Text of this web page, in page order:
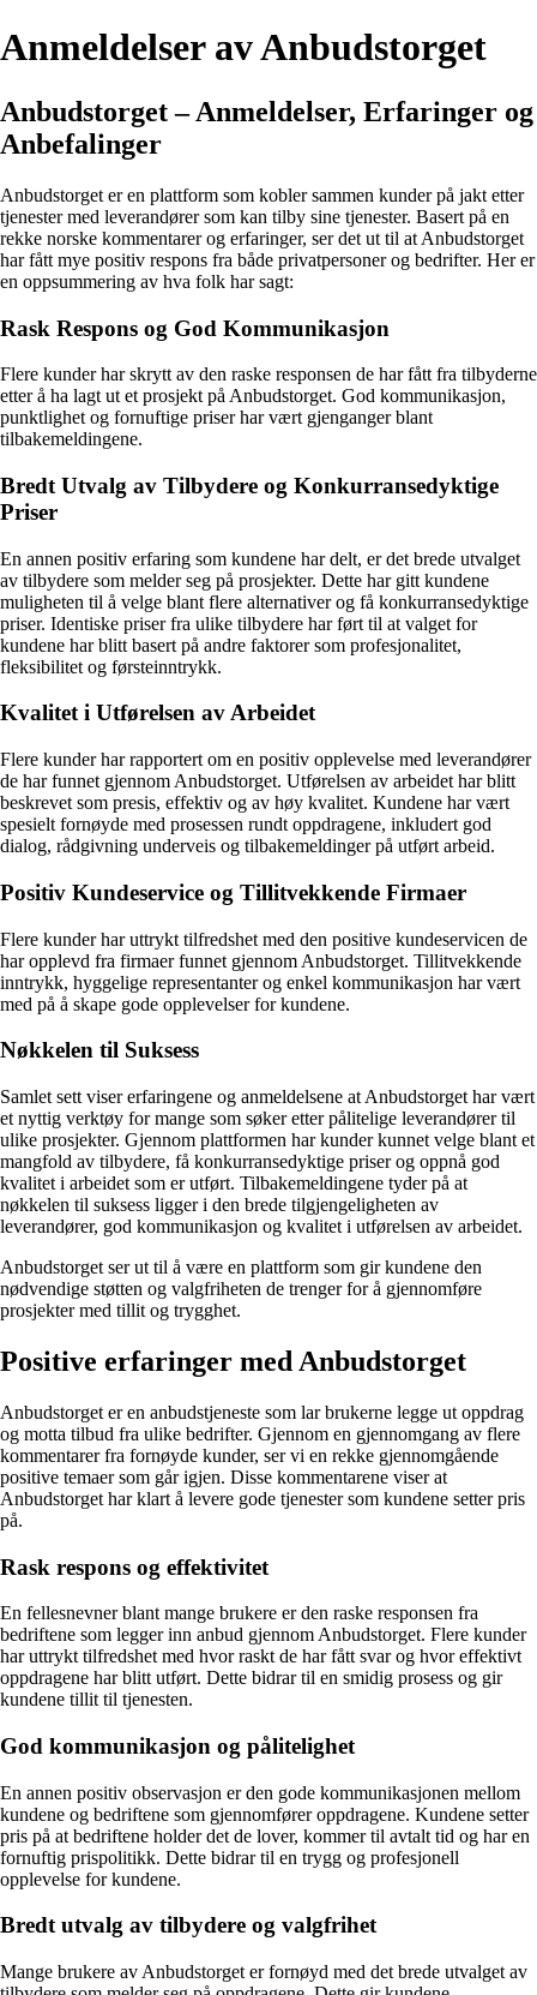
Anmeldelser av Anbudstorget
Anbudstorget – Anmeldelser, Erfaringer og
Anbefalinger
Anbudstorget er en plattform som kobler sammen kunder på jakt etter
tjenester med leverandører som kan tilby sine tjenester. Basert på en
rekke norske kommentarer og erfaringer, ser det ut til at Anbudstorget
har fått mye positiv respons fra både privatpersoner og bedrifter. Her er
en oppsummering av hva folk har sagt:
Rask Respons og God Kommunikasjon
Flere kunder har skrytt av den raske responsen de har fått fra tilbyderne
etter å ha lagt ut et prosjekt på Anbudstorget. God kommunikasjon,
punktlighet og fornuftige priser har vært gjenganger blant
tilbakemeldingene.
Bredt Utvalg av Tilbydere og Konkurransedyktige
Priser
En annen positiv erfaring som kundene har delt, er det brede utvalget
av tilbydere som melder seg på prosjekter. Dette har gitt kundene
muligheten til å velge blant flere alternativer og få konkurransedyktige
priser. Identiske priser fra ulike tilbydere har ført til at valget for
kundene har blitt basert på andre faktorer som profesjonalitet,
fleksibilitet og førsteinntrykk.
Kvalitet i Utførelsen av Arbeidet
Flere kunder har rapportert om en positiv opplevelse med leverandører
de har funnet gjennom Anbudstorget. Utførelsen av arbeidet har blitt
beskrevet som presis, effektiv og av høy kvalitet. Kundene har vært
spesielt fornøyde med prosessen rundt oppdragene, inkludert god
dialog, rådgivning underveis og tilbakemeldinger på utført arbeid.
Positiv Kundeservice og Tillitvekkende Firmaer
Flere kunder har uttrykt tilfredshet med den positive kundeservicen de
har opplevd fra firmaer funnet gjennom Anbudstorget. Tillitvekkende
inntrykk, hyggelige representanter og enkel kommunikasjon har vært
med på å skape gode opplevelser for kundene.
Nøkkelen til Suksess
Samlet sett viser erfaringene og anmeldelsene at Anbudstorget har vært
et nyttig verktøy for mange som søker etter pålitelige leverandører til
ulike prosjekter. Gjennom plattformen har kunder kunnet velge blant et
mangfold av tilbydere, få konkurransedyktige priser og oppnå god
kvalitet i arbeidet som er utført. Tilbakemeldingene tyder på at
nøkkelen til suksess ligger i den brede tilgjengeligheten av
leverandører, god kommunikasjon og kvalitet i utførelsen av arbeidet.
Anbudstorget ser ut til å være en plattform som gir kundene den
nødvendige støtten og valgfriheten de trenger for å gjennomføre
prosjekter med tillit og trygghet.
Positive erfaringer med Anbudstorget
Anbudstorget er en anbudstjeneste som lar brukerne legge ut oppdrag
og motta tilbud fra ulike bedrifter. Gjennom en gjennomgang av flere
kommentarer fra fornøyde kunder, ser vi en rekke gjennomgående
positive temaer som går igjen. Disse kommentarene viser at
Anbudstorget har klart å levere gode tjenester som kundene setter pris
på.
Rask respons og effektivitet
En fellesnevner blant mange brukere er den raske responsen fra
bedriftene som legger inn anbud gjennom Anbudstorget. Flere kunder
har uttrykt tilfredshet med hvor raskt de har fått svar og hvor effektivt
oppdragene har blitt utført. Dette bidrar til en smidig prosess og gir
kundene tillit til tjenesten.
God kommunikasjon og pålitelighet
En annen positiv observasjon er den gode kommunikasjonen mellom
kundene og bedriftene som gjennomfører oppdragene. Kundene setter
pris på at bedriftene holder det de lover, kommer til avtalt tid og har en
fornuftig prispolitikk. Dette bidrar til en trygg og profesjonell
opplevelse for kundene.
Bredt utvalg av tilbydere og valgfrihet
Mange brukere av Anbudstorget er fornøyd med det brede utvalget av